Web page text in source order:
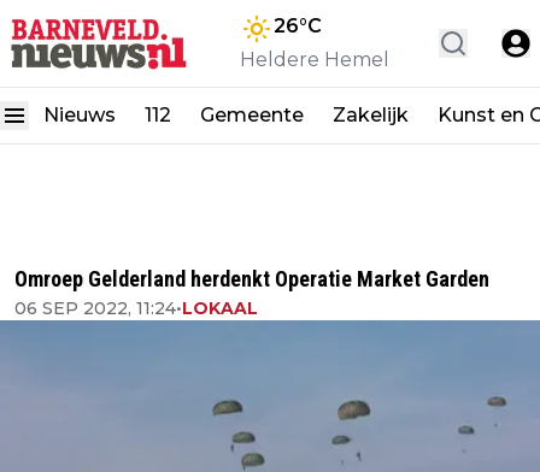
26°C
Heldere Hemel
Nieuws 112 Gemeente Zakelijk Kunst en
Omroep Gelderland herdenkt Operatie Market Garden
06 SEP 2022, 11:24•LOKAAL